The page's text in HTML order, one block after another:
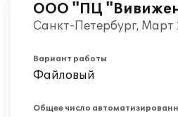
ООО "ПЦ
Санкт-Петербург, Март
Вариант работы
Файловый
Общее число